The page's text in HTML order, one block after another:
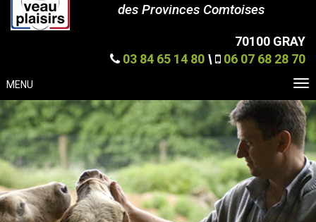
des Provinces Comtoises
70100 GRAY
03 84 65 14 80 \ 06 07 68 28 70
MENU